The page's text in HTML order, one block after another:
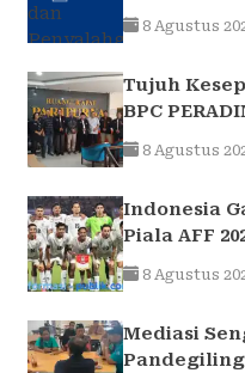
Keuangan
Waru . Kab .
8 Agustus
Tujuh
BPC
Perkuat
DPRD
8 Agustus
Indonesia
Piala AFF
Lawan
Perjalanan
8 Agustus
Mediasi
Pandegiling